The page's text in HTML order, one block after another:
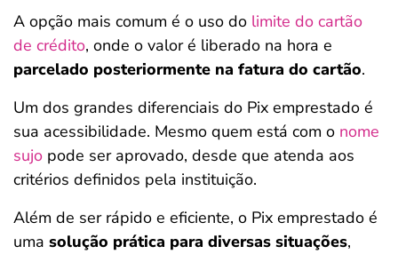
A opção mais comum é o uso do limite do cartão
de crédito, onde o valor é liberado na hora e
parcelado posteriormente na fatura do cartão.
Um dos grandes diferenciais do Pix emprestado é
sua acessibilidade. Mesmo quem está com o nome
sujo pode ser aprovado, desde que atenda aos
critérios definidos pela instituição.
Além de ser rápido e eficiente, o Pix emprestado é
uma solução prática para diversas situações,